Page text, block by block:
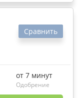
Сравнить
от 7 минут
Одобрение